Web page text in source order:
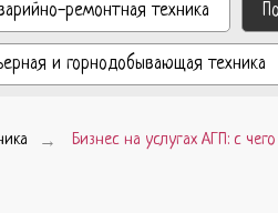
ремонтная техника
и горнодобывающая техника
→ Бизнес на услугах АГП: с